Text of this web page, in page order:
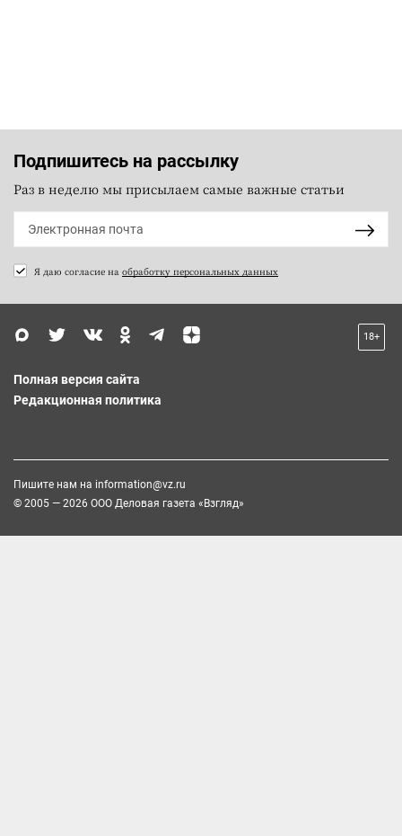
Подпишитесь на рассылку
Раз в неделю мы присылаем самые важные статьи
Я даю согласие на обработку персональных данных
18+
Полная версия сайта
Редакционная политика
Пишите нам на information@vz.ru
© 2005 — 2026 ООО Деловая газета «Взгляд»